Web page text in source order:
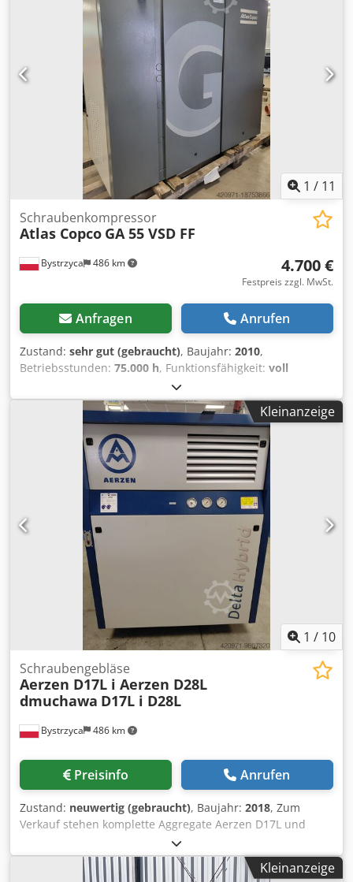
1 / 11
Bystrzyca 486 km
Schraubenkompressor
Atlas Copco GA 55 VSD FF
4.700 €
Festpreis zzgl. MwSt.
Anfragen Anrufen
Zustand: sehr gut (gebraucht), Baujahr: 2010,
Betriebsstunden: 75.000 h, Funktionsfähigkeit: voll
, 55-kW-Kompressor mit integriertem
Trockner und Frequenzumrichter. Sehr guter Zustand.
Nach Service. 3 Monate Garantie. Dksdpev Rmmmofx Ai
Kleinanzeige
1 / 10
Bystrzyca 486 km
Schraubengebläse
Aerzen D17L i Aerzen D28L
dmuchawa D17L i D28L
Preisinfo Anrufen
Zustand: neuwertig (gebraucht), Baujahr: 2018, Zum
Verkauf stehen komplette Aggregate Aerzen D17L und
D28L. Baujahr 2018, idealer Zustand mit 15 kW und 22 kW
Motoren. Garantie. Weitere Informationen telefonisch oder
per E-Mail. Dsdpfx Ajlnlr Esi Tekr
Kleinanzeige